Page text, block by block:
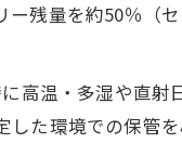
残量を約50％（
高温・多湿や直
た環境での保管を